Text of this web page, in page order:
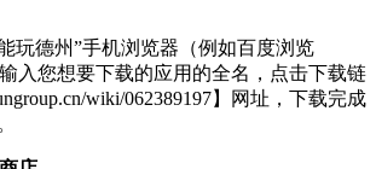
玩德州”手机浏览器（例如百度浏览
入您想要下载的应用的全名，点击下载链
wiki/062389197】网址，下载完成